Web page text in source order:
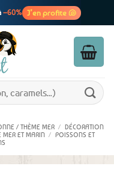
–60% J’en profite 🐚
seulement
/ THÈME MER / DÉCORATION
MER ET MARIN / POISSONS ET